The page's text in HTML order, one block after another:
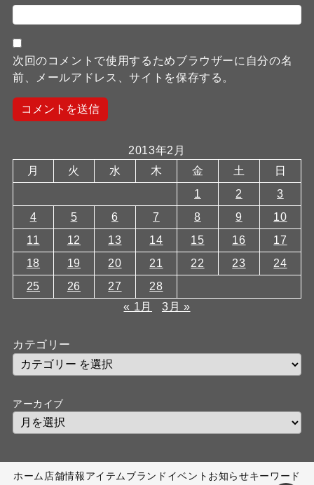
次回のコメントで使用するためブラウザーに自分の名
前、メールアドレス、サイトを保存する。
2013年2月
月
火 水 木 金 土
日
1
2
3
4
5 6 7 8 9
10
11
12 13 14 15 16
17
18
19 20 21 22 23
24
25
26 27
28
« 1月
3月 »
カテゴリー
アーカイブ
ホーム 店舗情報アイテムブランド イベント お知らせキーワード